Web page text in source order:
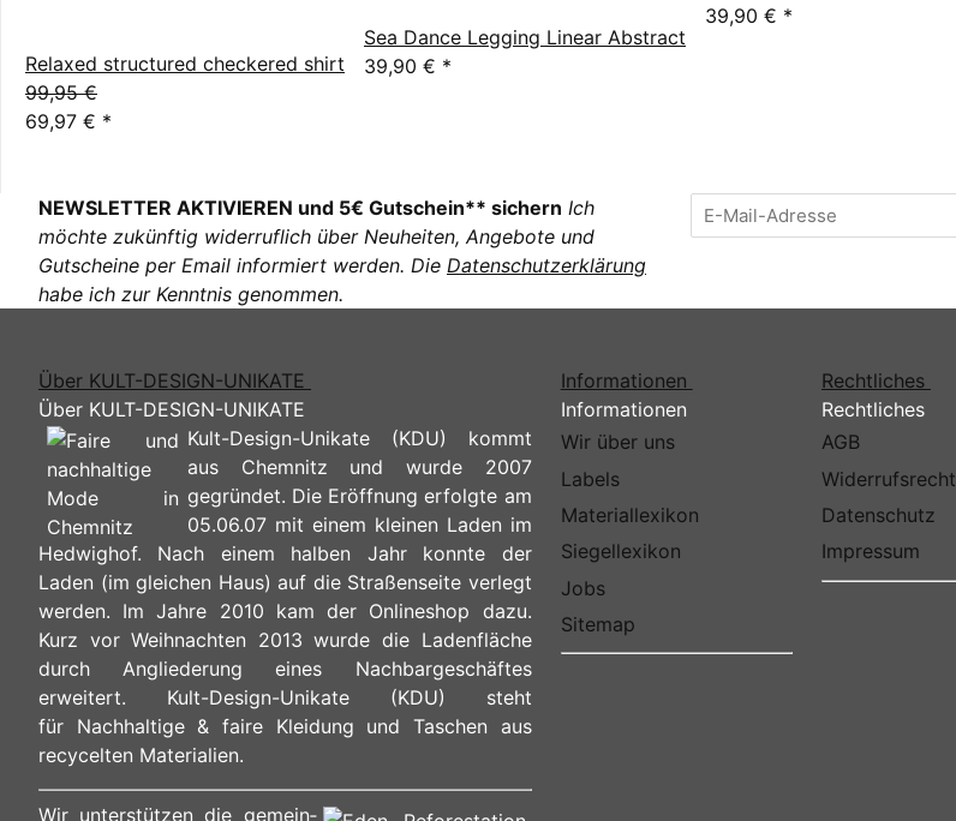
Relaxed structured checkered shirt
99,95 €
69,97 € *
Sea Dance Legging Linear Abstract
39,90 € *
39,90 € *
NEWSLETTER AKTIVIEREN und 5€ Gutschein** sichern Ich
möchte zukünftig widerruflich über Neuheiten, Angebote und
Gutscheine per Email informiert werden. Die Datenschutzerklärung
habe ich zur Kenntnis genommen.
Über KULT-DESIGN-UNIKATE
Über KULT-DESIGN-UNIKATE
Kult-Design-Unikate (KDU) kommt
aus Chemnitz und wurde 2007
gegründet. Die Eröffnung erfolgte am
05.06.07 mit einem kleinen Laden im
Hedwighof. Nach einem halben Jahr konnte der
Laden (im gleichen Haus) auf die Straßenseite verlegt
werden. Im Jahre 2010 kam der Onlineshop dazu.
Kurz vor Weihnachten 2013 wurde die Ladenfläche
durch Angliederung eines Nachbargeschäftes
erweitert. Kult-Design-Unikate (KDU) steht
für Nachhaltige & faire Kleidung und Taschen aus
recycelten Materialien.
Wir unterstützen die ge­mein­
Informationen
Informationen
Wir über uns
Labels
Materiallexikon
Siegellexikon
Jobs
Sitemap
Rechtliches
Rechtliches
AGB
Widerrufsrecht
Datenschutz
Impressum